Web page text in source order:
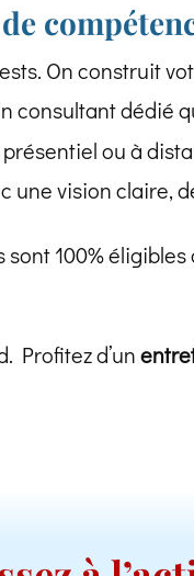
On construit
consultant dédié
ou à
une vision claire,
100% éligibles
Profitez d’un